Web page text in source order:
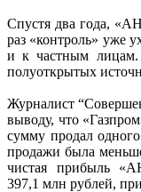
Спустя два года,
раз «контроль» уже
и к частным лицам.
полуоткрытых
Журналист
выводу, что
сумму продал
продажи была
чистая прибыль
397,1 млн рублей,